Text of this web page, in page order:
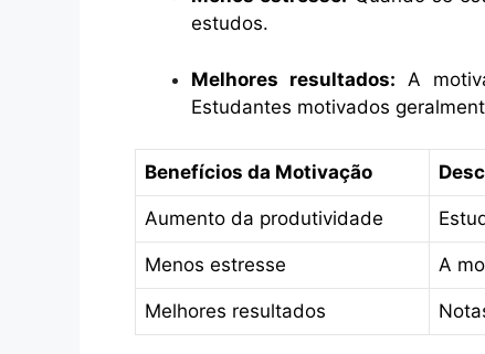
estudos.
Melhores resultados: A
Estudantes motivados
Benefícios da Motivação
Aumento da produtividade
Menos estresse A
Melhores resultados